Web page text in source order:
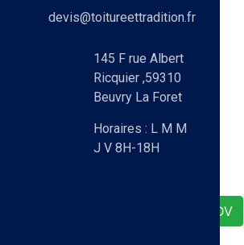
Demande de RDV
devis@toitureettradition.fr
145 F rue Albert
Ricquier ,59310
Beuvry La Foret
Horaires : L M M
J V 8H-18H